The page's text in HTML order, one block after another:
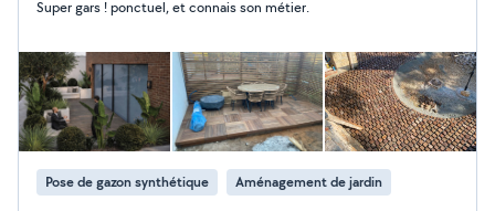
sérieux, professionnel, ponctuel, soigneux, travail de
Super gars ! ponctuel, et connais son métier.
Pose de gazon synthétique Aménagement de jardin